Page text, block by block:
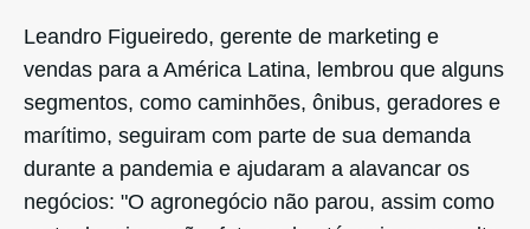
Leandro Figueiredo, gerente de marketing e
vendas para a América Latina, lembrou que alguns
segmentos, como caminhões, ônibus, geradores e
marítimo, seguiram com parte de sua demanda
durante a pandemia e ajudaram a alavancar os
negócios: "O agronegócio não parou, assim como